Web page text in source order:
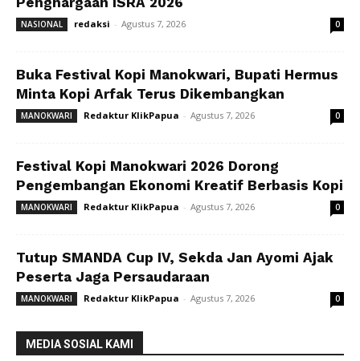
NASIONAL redaksi - Agustus 7, 2026 0
Buka Festival Kopi Manokwari, Bupati Hermus
Minta Kopi Arfak Terus Dikembangkan
MANOKWARI Redaktur KlikPapua - Agustus 7, 2026 0
Festival Kopi Manokwari 2026 Dorong
Pengembangan Ekonomi Kreatif Berbasis Kopi
MANOKWARI Redaktur KlikPapua - Agustus 7, 2026 0
Tutup SMANDA Cup IV, Sekda Jan Ayomi Ajak
Peserta Jaga Persaudaraan
MANOKWARI Redaktur KlikPapua - Agustus 7, 2026 0
MEDIA SOSIAL KAMI